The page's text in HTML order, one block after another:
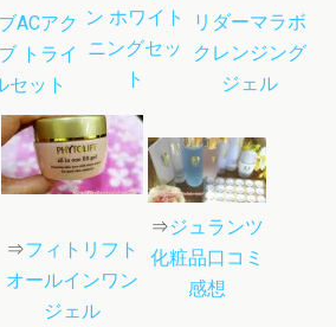
ACアク
トライ
セット
ン ホワイト
ニングセッ
ト
リダーマラボ
クレンジング
ジェル
⇒フィトリフト
オールインワン
ジェル
⇒ジュランツ
化粧品口コミ
感想